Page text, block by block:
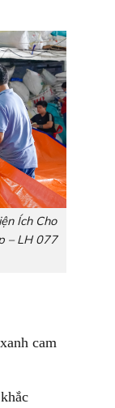
Ích Cho
– LH 077
cam